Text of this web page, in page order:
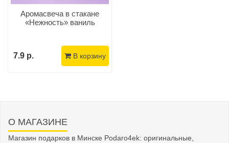
Аромасвеча в стакане
«Нежность» ваниль
7.9 р. В корзину
О МАГАЗИНЕ
Магазин подарков в Минске Podaro4ek: оригинальные,